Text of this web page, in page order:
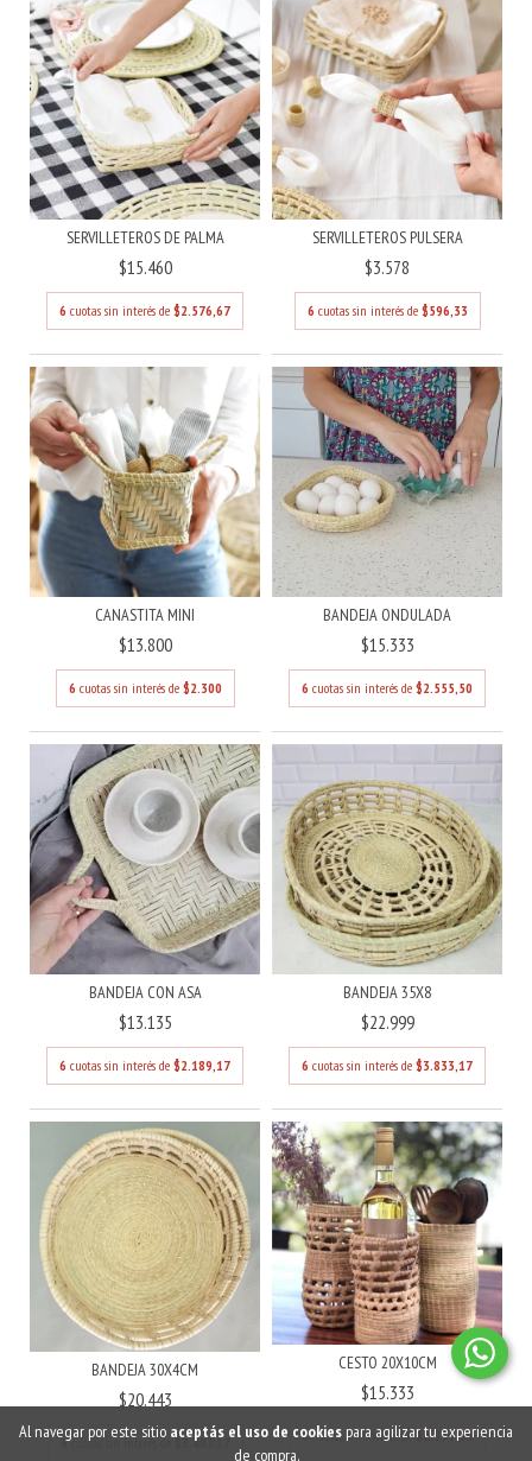
Al navegar por este sitio aceptás el uso de cookies para agilizar tu experiencia
de compra.
SERVILLETEROS DE PALMA
$15.460
6 cuotas sin interés de $2.576,67
SERVILLETEROS PULSERA
$3.578
6 cuotas sin interés de $596,33
CANASTITA MINI
$13.800
6 cuotas sin interés de $2.300
BANDEJA ONDULADA
$15.333
6 cuotas sin interés de $2.555,50
BANDEJA CON ASA
$13.135
6 cuotas sin interés de $2.189,17
BANDEJA 35X8
$22.999
6 cuotas sin interés de $3.833,17
BANDEJA 30X4CM
$20.443
6 cuotas sin interés de$3.407,17
CESTO 20X10CM
$15.333
6 cuotas sin interés de$2.555,50